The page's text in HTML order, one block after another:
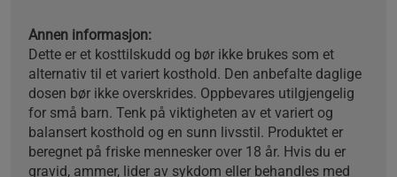
Annen informasjon:
Dette er et kosttilskudd og bør ikke brukes som et
alternativ til et variert kosthold. Den anbefalte daglige
dosen bør ikke overskrides. Oppbevares utilgjengelig
for små barn. Tenk på viktigheten av et variert og
balansert kosthold og en sunn livsstil. Produktet er
beregnet på friske mennesker over 18 år. Hvis du er
gravid, ammer, lider av sykdom eller behandles med